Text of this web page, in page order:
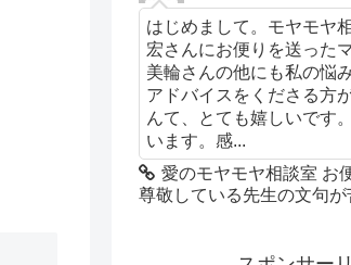
はじめまして。モヤモヤ
宏さんにお便りを送った
美輪さんの他にも私の悩
アドバイスをくださる方
んて、とても嬉しいです
います。感...
愛のモヤモヤ相談室 お
尊敬している先生の文句が